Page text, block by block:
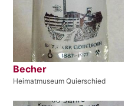
Becher
Heimatmuseum Quierschied